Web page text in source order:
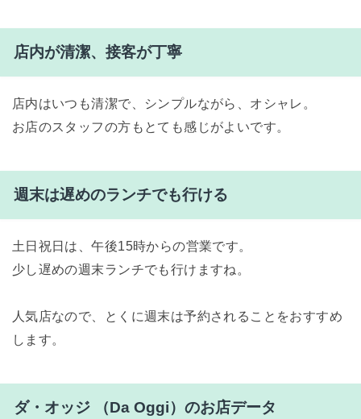
店内が清潔、接客が丁寧
店内はいつも清潔で、シンプルながら、オシャレ。
お店のスタッフの方もとても感じがよいです。
週末は遅めのランチでも行ける
土日祝日は、午後15時からの営業です。
少し遅めの週末ランチでも行けますね。
人気店なので、とくに週末は予約されることをおすすめ
します。
ダ・オッジ （Da Oggi）のお店データ